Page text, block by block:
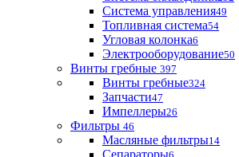
Система управления49
Топливная система54
Угловая колонка6
Электрооборудование50
Винты гребные 397
Винты гребные324
Запчасти47
Импеллеры26
Фильтры 46
Масляные фильтры14
Сепараторы